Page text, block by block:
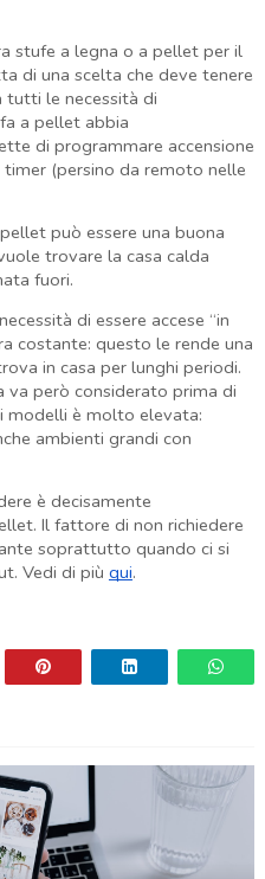
stufe a legna o a pellet per il
di una scelta che deve tenere
le necessità di
a pellet abbia
di programmare accensione
(persino da remoto nelle
può essere una buona
trovare la casa calda
fuori.
di essere accese “in
costante: questo le rende una
in casa per lunghi periodi.
va però considerato prima di
modelli è molto elevata:
ambienti grandi con
è decisamente
Il fattore di non richiedere
soprattutto quando ci si
Vedi di più qui.